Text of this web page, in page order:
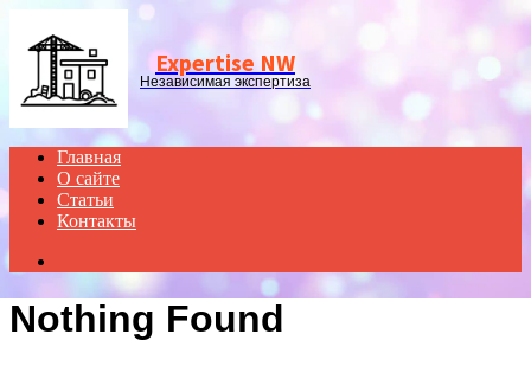
Expertise NW
Независимая экспертиза
Главная
О сайте
Статьи
Контакты
Nothing Found